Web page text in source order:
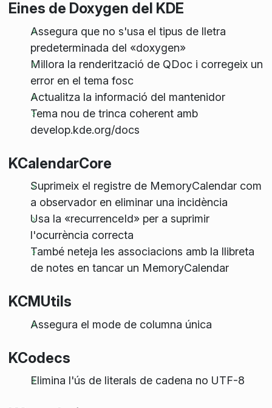
Eines de Doxygen del KDE
Assegura que no s'usa el tipus de lletra
predeterminada del «doxygen»
Millora la renderització de QDoc i corregeix un
error en el tema fosc
Actualitza la informació del mantenidor
Tema nou de trinca coherent amb
develop.kde.org/docs
KCalendarCore
Suprimeix el registre de MemoryCalendar com
a observador en eliminar una incidència
Usa la «recurrenceId» per a suprimir
l'ocurrència correcta
També neteja les associacions amb la llibreta
de notes en tancar un MemoryCalendar
KCMUtils
Assegura el mode de columna única
KCodecs
Elimina l'ús de literals de cadena no UTF-8